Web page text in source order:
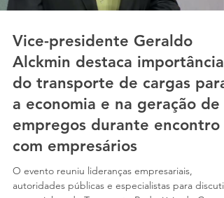
Load video
Vice-presidente Geraldo
Alckmin destaca importância
do transporte de cargas para
a economia e na geração de
empregos durante encontro